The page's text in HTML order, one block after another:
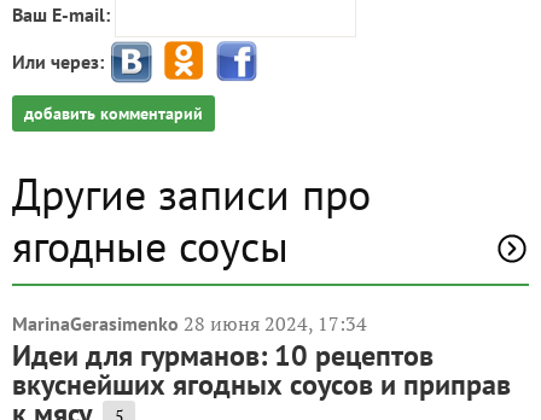
Ваш E-mail:
Или через:
добавить комментарий
Другие записи про
ягодные соусы
MarinaGerasimenko 28 июня 2024, 17:34
Идеи для гурманов: 10 рецептов
вкуснейших ягодных соусов и приправ